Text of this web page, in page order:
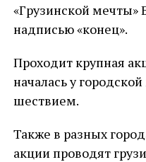
«Грузинской
надписью «конец».
Проходит крупная
началась у
шествием.
Также в разных
акции проводят